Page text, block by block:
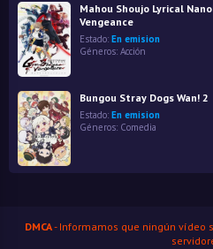
Mahou Shoujo Lyrical
Vengeance
Estado: En emision
Géneros: Acción
Bungou Stray Dogs Wan! 2
Estado: En emision
Géneros: Comedia
DMCA- Informamos que ningún vídeo